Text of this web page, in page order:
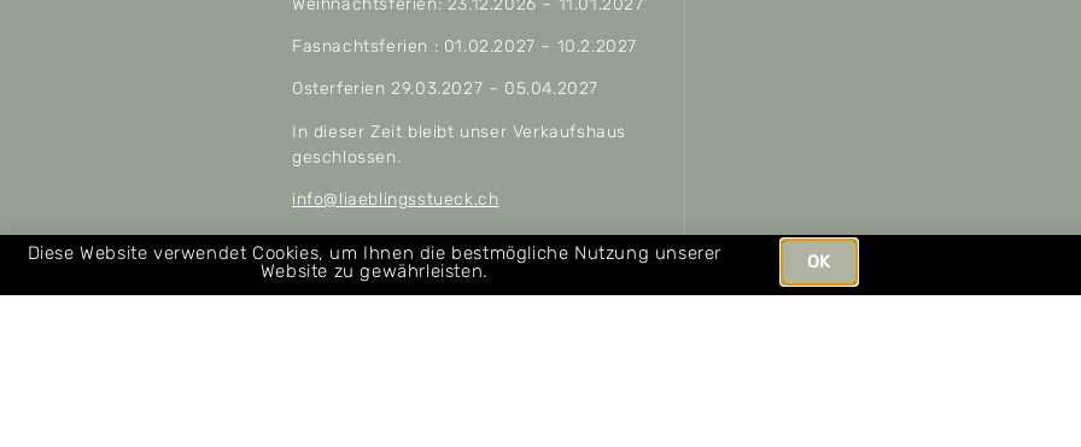
Fasnachtsferien : 01.02.2027 – 10.2.2027
Osterferien 29.03.2027 – 05.04.2027
In dieser Zeit bleibt unser Verkaufshaus
geschlossen.
info@liaeblingsstueck.ch
Allgemeine Geschäftsbedingungen
Über uns
Diese Website verwendet Cookies, um Ihnen die bestmögliche Nutzung unserer
Website zu gewährleisten.
OK